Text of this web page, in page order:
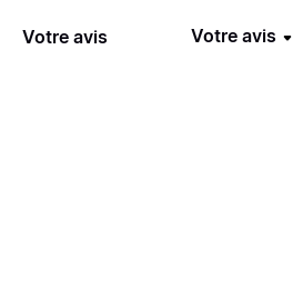
Votre avis Votre avis